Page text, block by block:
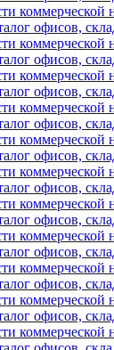
коммерческой
офисов,
коммерческой
офисов,
коммерческой
офисов,
коммерческой
офисов,
коммерческой
офисов,
коммерческой
офисов,
коммерческой
офисов,
коммерческой
офисов,
коммерческой
офисов,
коммерческой
офисов,
коммерческой